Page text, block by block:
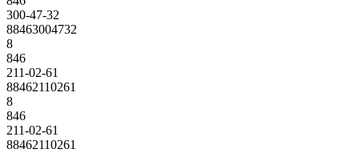
300-47-32
88463004732
8
846
211-02-61
88462110261
8
846
211-02-61
88462110261